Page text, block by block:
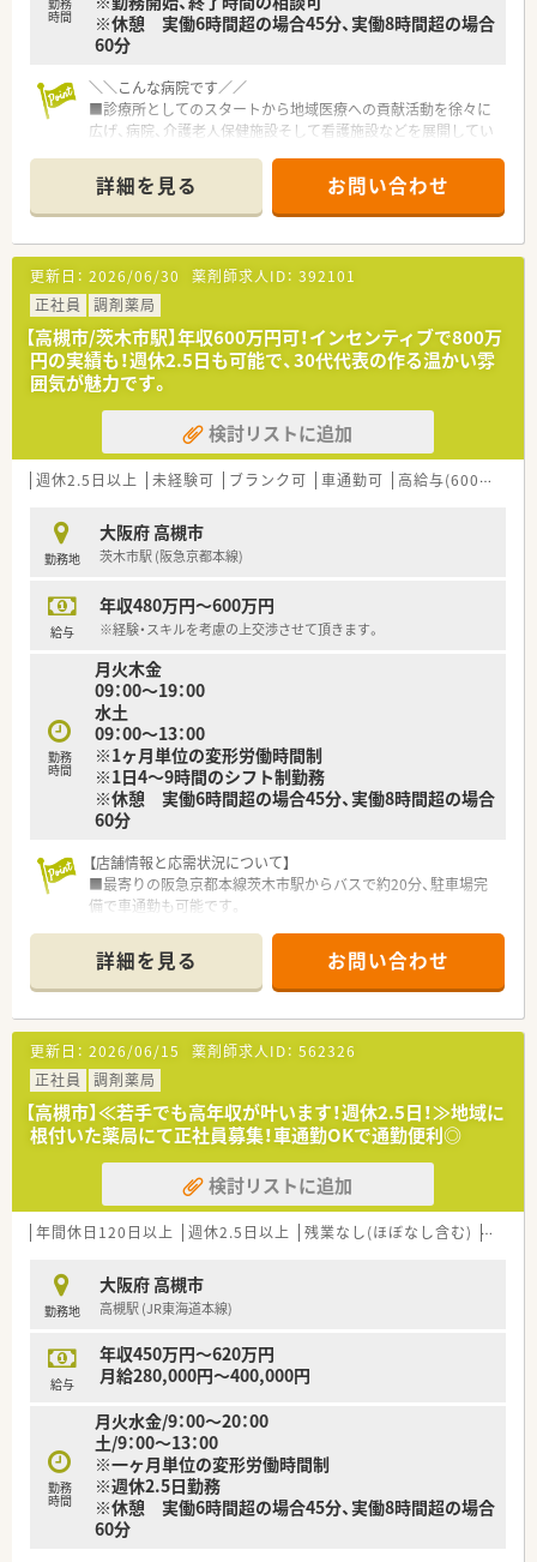
時間
※休憩 実働6時間超の場合45分、実働8時間超の場合
60分
＼＼こんな病院です／／
■診療所としてのスタートから地域医療への貢献活動を徐々に
広げ、病院、介護老人保健施設そして看護施設などを展開してい
■病床数は110床ほど、うち80％ほどが稼働しています。処方箋
は100％院外処方に出しており、当直などもございません。
■診療科目は内科,呼吸器科, 糖尿病内科, 外科, 整形外科, 脳外科
です。
■高槻市駅より車で15分ですので、車通勤もしくはバス通勤が
おススメです。
＼＼おすすめポイント／／
■月～土8:30～16:30のうち週2日以上ご勤務可能な方、勤務曜
日はご相談可能です。
■処方箋は院外に出しておりますので、入院患者様の調剤、監
査、病棟業務が主な業務内容になります。
■院内保育も完備しておりますので、小さなお子さんがいらっし
ゃる薬剤師さんも預けながら勤務できます。
■入院患者様の調剤業務（外来は院外処方）
■服薬指導業務（病棟）
■医薬品管理、医薬品情報管理
詳細を見る お問い合わせ
更新日： 2026/06/30 薬剤師求人ID： 392101
正社員
調剤薬局
【高槻市/茨木市駅】年収600万円可！インセンティブで800万
円の実績も！週休2.5日も可能で、30代代表の作る温かい雰
囲気が魅力です。
検討リストに追加
週休2.5日以上 未経験可 ブランク可 車通勤可 高給与(600万円以上)
勤務地
大阪府 高槻市
茨木市駅 (阪急京都本線)
給与
年収480万円～600万円
※経験・スキルを考慮の上交渉させて頂きます。
勤務
時間
月火木金
09：00～19：00
水土
09：00～13：00
※1ヶ月単位の変形労働時間制
※1日4～9時間のシフト制勤務
※休憩 実働6時間超の場合45分、実働8時間超の場合
60分
【店舗情報と応需状況について】
■最寄りの阪急京都本線茨木市駅からバスで約20分、駐車場完
備で車通勤も可能です。
処方箋を応需しています。
■薬剤師は常勤1名とパート2名の計3名体制で、常に2名で業務
を行うので安心です。
【募集背景と求める人物像について】
■今後の新規出店計画に伴い、既存店舗の中核を担ってくださる
方を増員募集します。
■調剤経験が豊富で、状況に応じて一人での薬剤師業務にも対応
できる方を求めています。
■何よりも人柄を重視した採用方針のため、周囲と協力できる温
厚な方を歓迎いたします。
【求人情報について】
■これまでのご経験やスキルを正当に評価し、入社時から年収
■日々の頑張りを評価するインセンティブ制度を導入しており、
高収入が目指せます。
■退職金制度はもちろん、資格取得支援制度もあり、長期的なキ
【勤務実態について】
いう働き方も選択できます。
■門前のクリニックの休診日に合わせて、お盆や年末年始には連
休の取得が可能です。
■地域に密着した薬局のため、患者様の来局が集中することもな
く残業はほとんどありません。
詳細を見る お問い合わせ
更新日： 2026/06/15 薬剤師求人ID： 562326
正社員
調剤薬局
【高槻市】≪若手でも高年収が叶います！週休2.5日！≫地域に
根付いた薬局にて正社員募集！車通勤OKで通勤便利◎
検討リストに追加
年間休日120日以上 週休2.5日以上 残業なし(ほぼなし含む) 車通勤
勤務地
大阪府 高槻市
高槻駅 (JR東海道本線)
給与
年収450万円～620万円
月給280,000円～400,000円
勤務
時間
月火水金/9：00～20：00
土/9：00～13：00
※一ヶ月単位の変形労働時間制
※週休2.5日勤務
※休憩 実働6時間超の場合45分、実働8時間超の場合
60分